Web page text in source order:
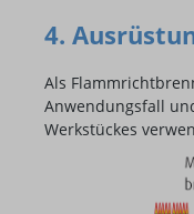
4.
Als
Anwendungsfall
Werkstückes